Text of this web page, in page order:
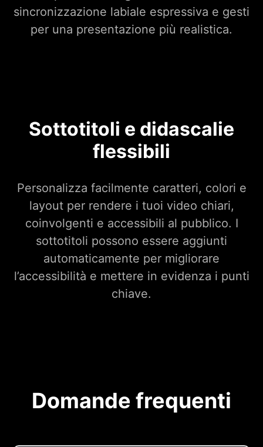
sincronizzazione labiale espressiva e gesti
per una presentazione più realistica.
Sottotitoli e didascalie
flessibili
Personalizza facilmente caratteri, colori e
layout per rendere i tuoi video chiari,
coinvolgenti e accessibili al pubblico. I
sottotitoli possono essere aggiunti
automaticamente per migliorare
l’accessibilità e mettere in evidenza i punti
chiave.
Domande frequenti